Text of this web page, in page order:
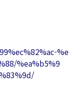
%e
%ea%b5%9